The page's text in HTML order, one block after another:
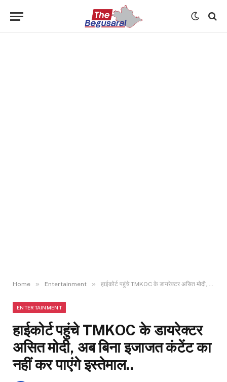
Home » Entertainment » हाईकोर्ट पहुंचे TMKOC के डायरेक्टर असित मोदी, अब बिना इजाजत कंटेंट का नहीं कर पाएंगे इस्तेमाल..
ENTERTAINMENT
हाईकोर्ट पहुंचे TMKOC के डायरेक्टर
असित मोदी, अब बिना इजाजत कंटेंट का
नहीं कर पाएंगे इस्तेमाल..